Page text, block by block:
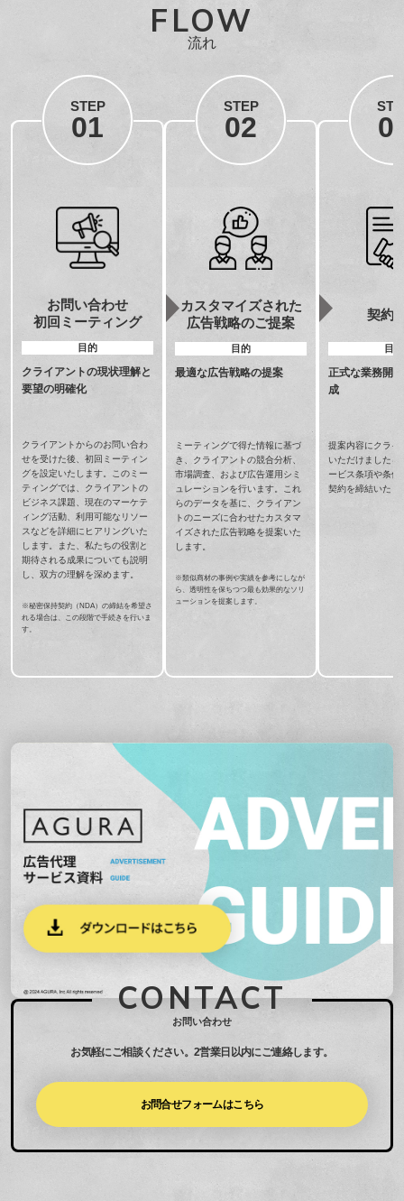
FLOW
流れ
STEP
01
お問い合わせ
初回ミーティング
目的
クライアントの現状理解と
要望の明確化
クライアントからのお問い合わ
せを受けた後、初回ミーティン
グを設定いたします。このミー
ティングでは、クライアントの
ビジネス課題、現在のマーケテ
ィング活動、利用可能なリソー
スなどを詳細にヒアリングいた
します。また、私たちの役割と
期待される成果についても説明
し、双方の理解を深めます。
※秘密保持契約（NDA）の締結を希望さ
れる場合は、この段階で手続きを行いま
す。
STEP
02
カスタマイズされた
広告戦略のご提案
目的
最適な広告戦略の提案
ミーティングで得た情報に基づ
き、クライアントの競合分析、
市場調査、および広告運用シミ
ュレーションを行います。これ
らのデータを基に、クライアン
トのニーズに合わせたカスタマ
イズされた広告戦略を提案いた
します。
※類似商材の事例や実績を参考にしなが
ら、透明性を保ちつつ最も効果的なソリ
ューションを提案します。
契約
目的
正式な業務開
成
提案内容にクライ
いただけましたら
ービス条項や条件
契約を締結いたし
CONTACT
お問い合わせ
お気軽にご相談ください。2営業日以内にご連絡します。
お問合せフォームはこちら